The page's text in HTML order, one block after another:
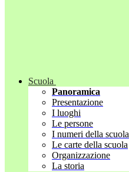
Scuola
Panoramica
Presentazione
I luoghi
Le persone
I numeri della scuola
Le carte della scuola
Organizzazione
La storia